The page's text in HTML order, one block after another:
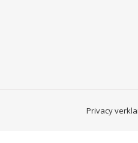
Privacy